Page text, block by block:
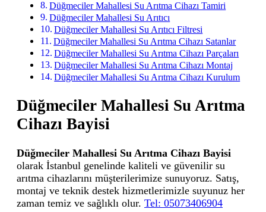
Düğmeciler Mahallesi Su Arıtma Cihazı Tamiri
Düğmeciler Mahallesi Su Arıtıcı
Düğmeciler Mahallesi Su Arıtıcı Filtresi
Düğmeciler Mahallesi Su Arıtma Cihazı Satanlar
Düğmeciler Mahallesi Su Arıtma Cihazı Parçaları
Düğmeciler Mahallesi Su Arıtma Cihazı Montaj
Düğmeciler Mahallesi Su Arıtma Cihazı Kurulum
Düğmeciler Mahallesi Su Arıtma
Cihazı Bayisi
Düğmeciler Mahallesi Su Arıtma Cihazı Bayisi
olarak İstanbul genelinde kaliteli ve güvenilir su
arıtma cihazlarını müşterilerimize sunuyoruz. Satış,
montaj ve teknik destek hizmetlerimizle suyunuz her
zaman temiz ve sağlıklı olur. Tel: 05073406904